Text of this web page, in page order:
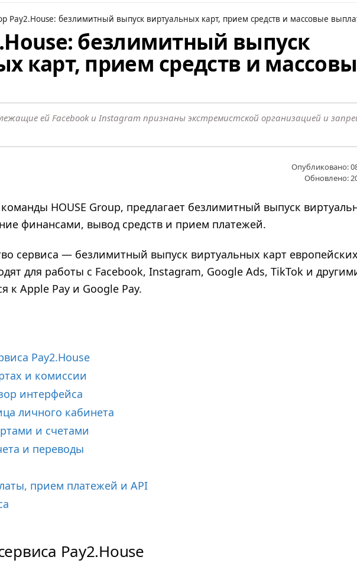
Pay2.House: безлимитный выпуск виртуальных карт, прием средств и массовые
безлимитный выпуск
карт, прием средств и
ей Facebook и Instagram признаны экстремистской организацией и
Опубликовано:
Обновлено:
HOUSE Group, предлагает безлимитный выпуск
финансами, вывод средств и прием платежей.
сервиса — безлимитный выпуск виртуальных карт
для работы с Facebook, Instagram, Google Ads, TikTok и
к Apple Pay и Google Pay.
Pay2.House
и комиссии
интерфейса
личного кабинета
и счетами
и переводы
прием платежей и API
Pay2.House